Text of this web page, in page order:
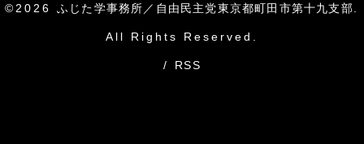
©2026ふじた学事務所／自由民主党東京都町田市第十九支部
All Rights Reserved.
/ RSS